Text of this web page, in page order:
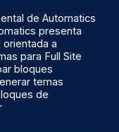
de Automatics
presenta
a
para Full Site
bloques
temas
de